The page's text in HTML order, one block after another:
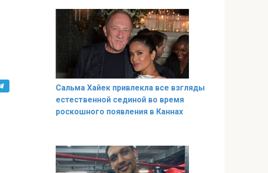
Сальма Хайек привлекла все взгляды
естественной сединой во время
роскошного появления в Каннах